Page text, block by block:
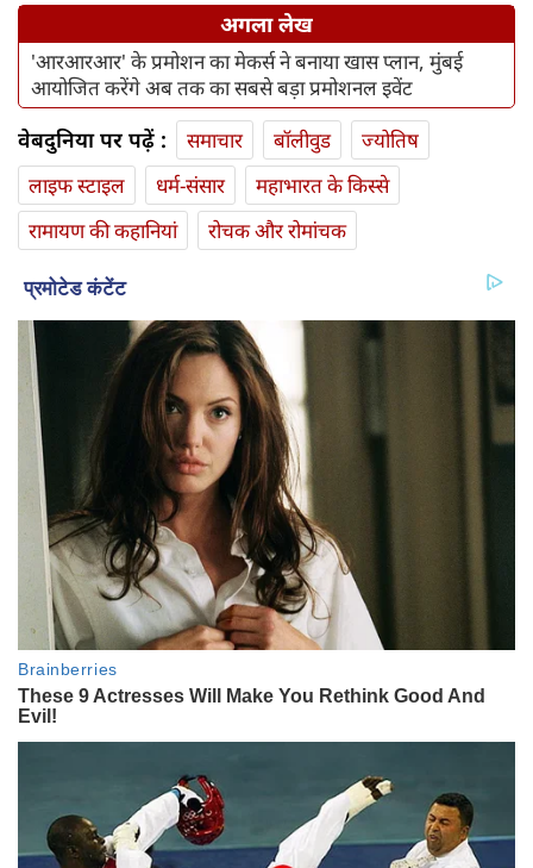
अगला लेख
'आरआरआर' के प्रमोशन का मेकर्स ने बनाया खास प्लान, मुंबई
आयोजित करेंगे अब तक का सबसे बड़ा प्रमोशनल इवेंट
वेबदुनिया पर पढ़ें : समाचार बॉलीवुड
ज्योतिष
लाइफ स्‍टाइल
धर्म-संसार
महाभारत के किस्से
रामायण की कहानियां
रोचक और रोमांचक